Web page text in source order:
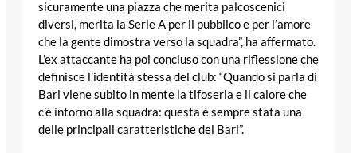
sicuramente una piazza che merita palcoscenici
diversi, merita la Serie A per il pubblico e per l’amore
che la gente dimostra verso la squadra”, ha affermato.
L’ex attaccante ha poi concluso con una riflessione che
definisce l’identità stessa del club: “Quando si parla di
Bari viene subito in mente la tifoseria e il calore che
c’è intorno alla squadra: questa è sempre stata una
delle principali caratteristiche del Bari”.